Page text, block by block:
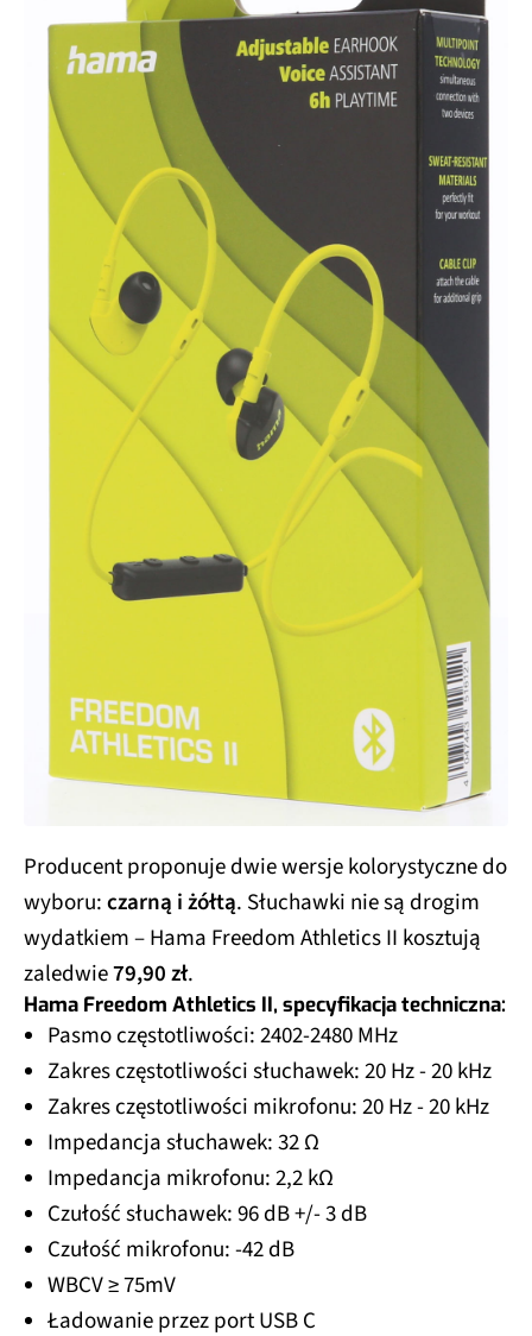
Producent proponuje dwie wersje kolorystyczne do
wyboru:czarną i żółtą. Słuchawki nie są drogim
wydatkiem – Hama Freedom Athletics II kosztują
zaledwie79,90 zł.
Hama Freedom Athletics II, specyfikacja techniczna:
Pasmo częstotliwości: 2402-2480 MHz
Zakres częstotliwości słuchawek: 20 Hz - 20 kHz
Zakres częstotliwości mikrofonu: 20 Hz - 20 kHz
Impedancja słuchawek: 32 Ω
Impedancja mikrofonu: 2,2 kΩ
Czułość słuchawek: 96 dB +/- 3 dB
Czułość mikrofonu: -42 dB
WBCV ≥ 75mV
Ładowanie przez port USB C